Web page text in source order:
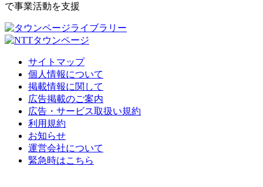
で事業活動を支援
サイトマップ
個人情報について
掲載情報に関して
広告掲載のご案内
広告・サービス取扱い規約
利用規約
お知らせ
運営会社について
緊急時はこちら